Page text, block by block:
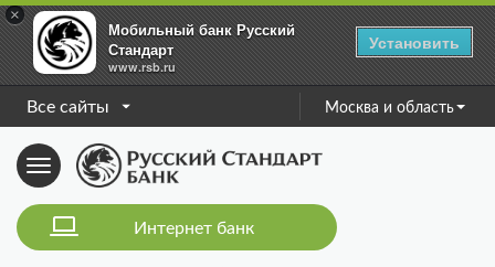
×
Мобильный банк Русский
Стандарт
www.rsb.ru
Установить
Все сайты Москва и область
Toggle
navigation
Интернет банк